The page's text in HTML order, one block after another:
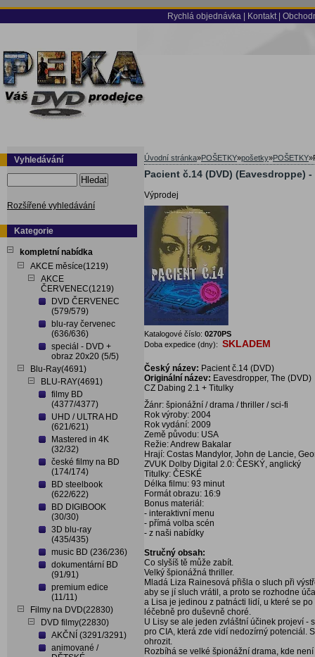
Rychlá objednávka Kontakt
Vyhledávání
Hledat
Rozšířené vyhledávání
Kategorie
kompletní nabídka
AKCE měsíce(1219)
AKCE
ČERVENEC(1219)
DVD ČERVENEC
(579/579)
blu-ray červenec
(636/636)
speciál - DVD +
obraz 20x20 (5/5)
Blu-Ray(4691)
BLU-RAY(4691)
filmy BD
(4377/4377)
UHD / ULTRA HD
(621/621)
Mastered in 4K
(32/32)
české filmy na BD
(174/174)
BD steelbook
(622/622)
BD DIGIBOOK
(30/30)
3D blu-ray
(435/435)
music BD (236/236)
dokumentární BD
(91/91)
premium edice
(11/11)
Filmy na DVD(22830)
DVD filmy(22830)
AKČNÍ (3291/3291)
animované /
Úvodní stránka»POŠETKY»pošetky»POŠETKY»
Pacient č.14 (DVD) (Eavesdroppe)
Výprodej
Katalogové číslo: 0270PS
Doba expedice (dny): SKLADEM
Český název: Pacient č.14 (DVD)
Originální název: Eavesdropper, The (DVD)
CZ Dabing 2.1 + Titulky
Žánr: špionážní / drama / thriller / sci-fi
Rok výroby: 2004
Rok vydání: 2009
Země původu: USA
Režie: Andrew Bakalar
Hrají: Costas Mandylor, John de Lancie,
ZVUK Dolby Digital 2.0: ČESKÝ, anglický
Titulky: ČESKÉ
Délka filmu: 93 minut
Formát obrazu: 16:9
Bonus materiál:
- interaktivní menu
- přímá volba scén
- z naši nabídky
Stručný obsah:
Co slyšíš tě může zabít.
Velký špionážná thriller.
Mladá Liza Rainesová přišla o sluch při
aby se jí sluch vrátil, a proto se rozhodne
a Lisa je jedinou z patnácti lidí, u které se
léčebně pro duševně choré.
U Lisy se ale jeden zvláštní účinek projeví -
pro CIA, která zde vidí nedozírný potenciál.
ohrozit.
Rozbíhá se velké špionážní drama, kde